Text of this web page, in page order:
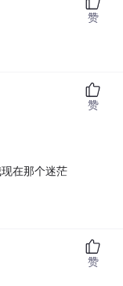
赞
在那个迷茫
赞
赞